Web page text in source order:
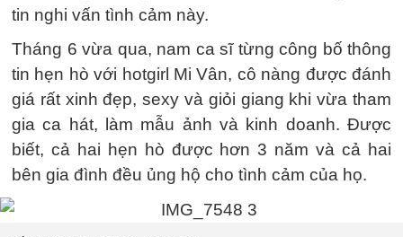
tin nghi vấn tình cảm này.
Tháng 6 vừa qua, nam ca sĩ từng công bố thông
tin hẹn hò với hotgirl Mi Vân, cô nàng được đánh
giá rất xinh đẹp, sexy và giỏi giang khi vừa tham
gia ca hát, làm mẫu ảnh và kinh doanh. Được
biết, cả hai hẹn hò được hơn 3 năm và cả hai
bên gia đình đều ủng hộ cho tình cảm của họ.